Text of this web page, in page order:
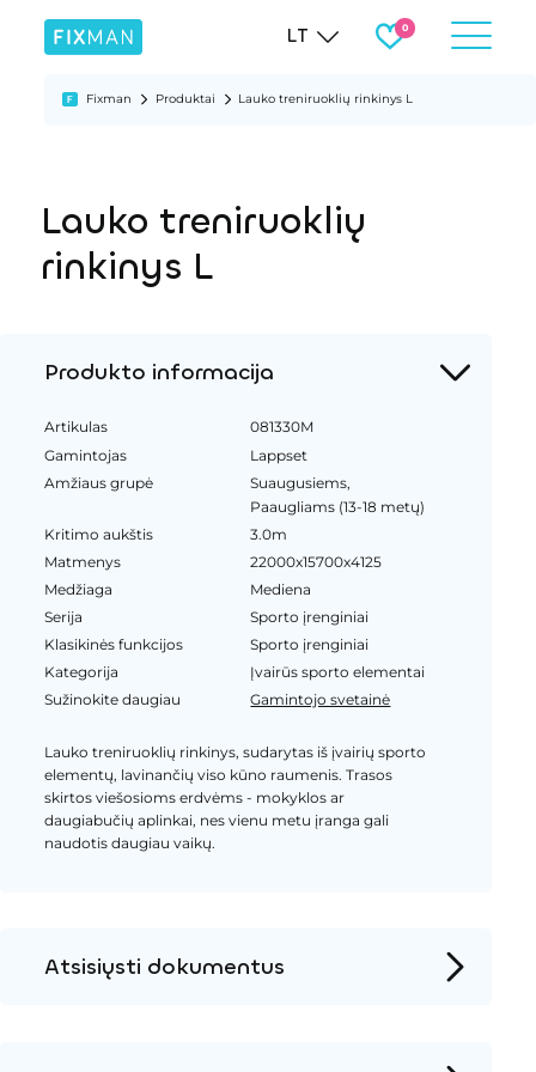
LT
Fixman Produktai Lauko treniruoklių rinkinys L
Lauko treniruoklių
rinkinys L
Produkto informacija
Artikulas
081330M
Gamintojas
Lappset
Amžiaus grupė
Suaugusiems,
Paaugliams (13-18 metų)
Kritimo aukštis
3.0m
Matmenys
22000x15700x4125
Medžiaga
Mediena
Serija
Sporto įrenginiai
Klasikinės funkcijos
Sporto įrenginiai
Kategorija
Įvairūs sporto elementai
Sužinokite daugiau
Gamintojo svetainė
Lauko treniruoklių rinkinys, sudarytas iš įvairių sporto
elementų, lavinančių viso kūno raumenis. Trasos
skirtos viešosioms erdvėms - mokyklos ar
daugiabučių aplinkai, nes vienu metu įranga gali
naudotis daugiau vaikų.
Atsisiųsti dokumentus